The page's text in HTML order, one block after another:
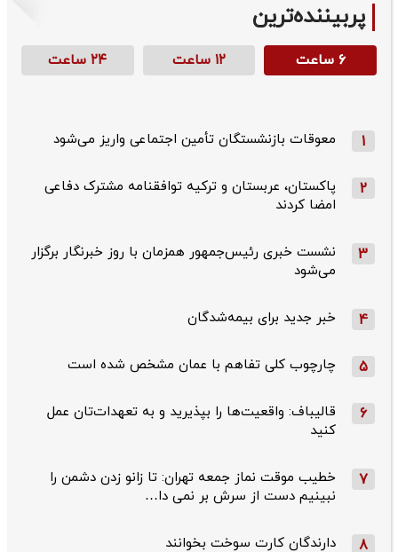
پربیننده‌ترین
۶ ساعت ۱۲ ساعت ۲۴ ساعت
1 معوقات بازنشستگان تأمین اجتماعی واریز می‌شود
2
پاکستان، عربستان و ترکیه توافقنامه مشترک دفاعی
امضا کردند
3
نشست خبری رئیس‌جمهور همزمان با روز خبرنگار برگزار
می‌شود
4 خبر جدید برای بیمه‌شدگان
5 چارچوب کلی تفاهم با عمان مشخص شده است
6
قالیباف: واقعیت‌ها را بپذیرید و به تعهدات‌تان عمل
کنید
7
خطیب موقت نماز جمعه تهران: تا زانو زدن دشمن را
نبینیم دست از سرش بر نمی دا…
8 دارندگان کارت سوخت بخوانند